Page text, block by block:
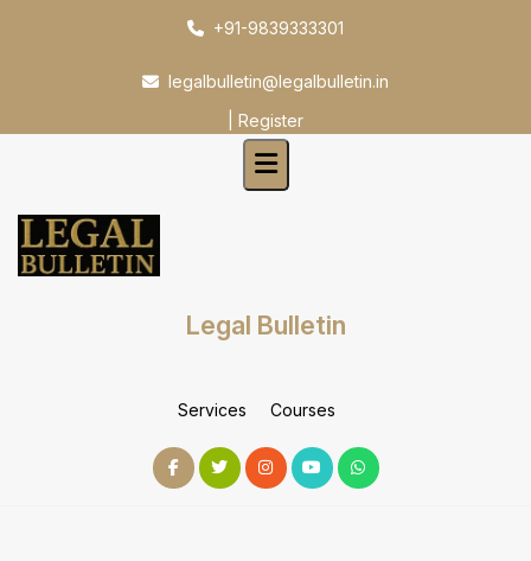
+91-9839333301
legalbulletin@legalbulletin.in
Register
Legal Bulletin
Services Courses